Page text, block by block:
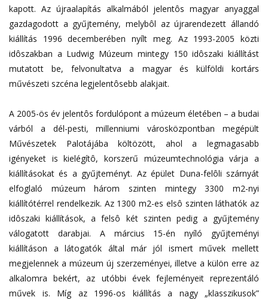
kapott. Az újraalapítás alkalmából jelentôs magyar anyaggal
gazdagodott a gyűjtemény, melybôl az újrarendezett állandó
kiállítás 1996 decemberében nyílt meg. Az 1993-2005 közti
idôszakban a Ludwig Múzeum mintegy 150 idôszaki kiállítást
mutatott be, felvonultatva a magyar és külföldi kortárs
művészeti szcéna legjelentôsebb alakjait.
A 2005-ös év jelentôs fordulópont a múzeum életében – a budai
várból a dél-pesti, millenniumi városközpontban megépült
Művészetek Palotájába költözött, ahol a legmagasabb
igényeket is kielégítô, korszerű múzeumtechnológia várja a
kiállításokat és a gyűjteményt. Az épület Duna-felôli szárnyát
elfoglaló múzeum három szinten mintegy 3300 m2-nyi
kiállítótérrel rendelkezik. Az 1300 m2-es elsô szinten láthatók az
idôszaki kiállítások, a felsô két szinten pedig a gyűjtemény
válogatott darabjai. A március 15-én nyíló gyűjteményi
kiállításon a látogatók által már jól ismert művek mellett
megjelennek a múzeum új szerzeményei, illetve a külön erre az
alkalomra bekért, az utóbbi évek fejleményeit reprezentáló
művek is. Míg az 1996-os kiállítás a nagy „klasszikusok”